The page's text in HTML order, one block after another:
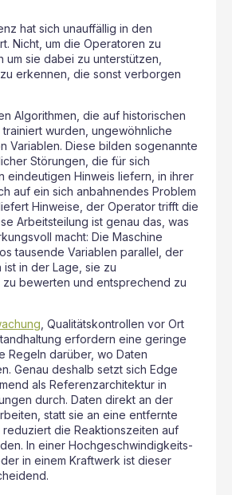
hat sich unauffällig in den
Nicht, um die Operatoren zu
sie dabei zu unterstützen,
erkennen, die sonst verborgen
Algorithmen, die auf historischen
wurden, ungewöhnliche
Variablen. Diese bilden sogenannte
Störungen, die für sich
eindeutigen Hinweis liefern, in ihrer
auf ein sich anbahnendes Problem
Hinweise, der Operator trifft die
Arbeitsteilung ist genau das, was
macht: Die Maschine
tausende Variablen parallel, der
in der Lage, sie zu
bewerten und entsprechend zu
, Qualitätskontrollen vor Ort
erfordern eine geringe
Regeln darüber, wo Daten
Genau deshalb setzt sich Edge
als Referenzarchitektur in
durch. Daten direkt an der
statt sie an eine entfernte
die Reaktionszeiten auf
In einer Hochgeschwindigkeits-
in einem Kraftwerk ist dieser